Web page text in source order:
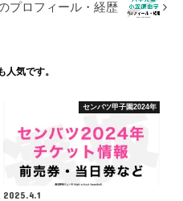
プロフィール・経歴
人気です。
センバツ甲子園2024年
2025.4.1